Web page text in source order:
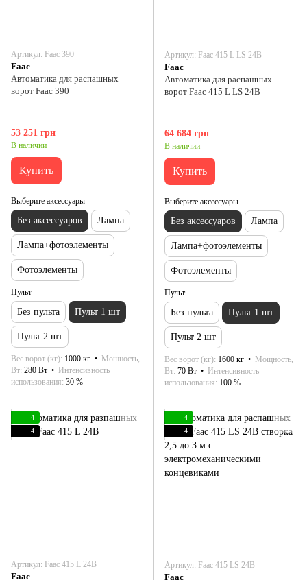
Артикул: Faac 390
Faac
Автоматика для распашных
ворот Faac 390
53 251 грн
В наличии
Купить
Выберите аксессуары
Без аксессуаров Лампа
Лампа+фотоэлементы
Фотоэлементы
Пульт
Без пульта Пульт 1 шт
Пульт 2 шт
Вес ворот (кг) 1000 кг
Мощность,
Вт 280 Вт
Интенсивность
использования 30 %
Артикул: Faac 415 L LS 24В
Faac
Автоматика для распашных
ворот Faac 415 L LS 24В
64 684 грн
В наличии
Купить
Выберите аксессуары
Без аксессуаров Лампа
Лампа+фотоэлементы
Фотоэлементы
Пульт
Без пульта Пульт 1 шт
Пульт 2 шт
Вес ворот (кг) 1600 кг
Мощность,
Вт 70 Вт
Интенсивность
использования 100 %
4
4
Артикул: Faac 415 L 24В
Faac
4
4
Артикул: Faac 415 LS 24В
Faac